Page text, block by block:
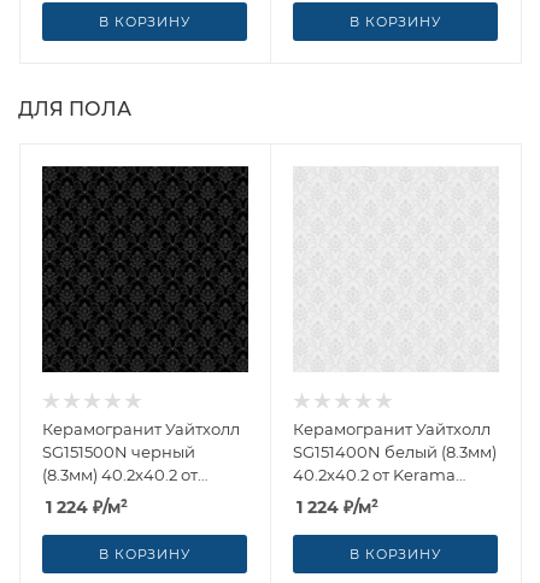
В КОРЗИНУ В КОРЗИНУ
ДЛЯ ПОЛА
Керамогранит Уайтхолл
SG151500N черный
(8.3мм) 40.2x40.2 от
Kerama Marazzi (Россия)
1 224 ₽/м²
В КОРЗИНУ
Керамогранит Уайтхолл
SG151400N белый (8.3мм)
40.2x40.2 от Kerama
Marazzi (Россия)
1 224 ₽/м²
В КОРЗИНУ